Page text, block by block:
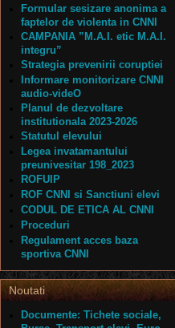
Formular sesizare anonima a
faptelor de violenta in CNNI
CAMPANIA ”M.A.I. etic M.A.I.
integru”
Strategia prevenirii coruptiei
Informare monitorizare CNNI
audio-videO
Planul de dezvoltare
institutionala 2023-2026
Statutul elevului
Legea invatamantului
preunivesitar 198_2023
ROFUIP
ROF CNNI si Sanctiuni elevi
CODUL DE ETICA AL CNNI
Proceduri
Regulament acces baza
sportiva CNNI
Noutati
Documente: Tichete sociale,